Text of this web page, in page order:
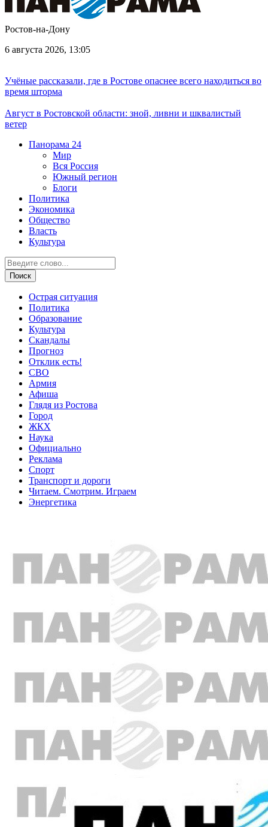
Ростов-на-Дону
6 августа 2026, 13:05
Учёные рассказали, где в Ростове опаснее всего находиться во
время шторма
Август в Ростовской области: зной, ливни и шквалистый
ветер
Панорама 24
Мир
Вся Россия
Южный регион
Блоги
Политика
Экономика
Общество
Власть
Культура
Острая ситуация
Политика
Образование
Культура
Скандалы
Прогноз
Отклик есть!
СВО
Армия
Афиша
Глядя из Ростова
Город
ЖКХ
Наука
Официально
Реклама
Спорт
Транспорт и дороги
Читаем. Смотрим. Играем
Энергетика